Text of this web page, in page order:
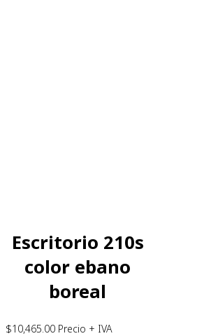
Escritorio 210s
color ebano
boreal
$10,465.00 Precio + IVA